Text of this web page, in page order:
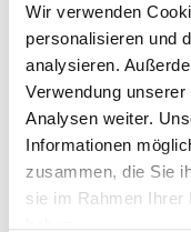
Wir verwenden
personalisieren und
analysieren.
Verwendung
Analysen weiter.
Informationen
zusammen, die Sie
sie im Rahmen Ihrer
und effizient auf
Gerade für kleine und
Lohnbuchhaltung eine
hohem Aufwand
Damit Sie sich auf Ihr
kümmern wir uns um
Partner sind die
werden regelmäßig